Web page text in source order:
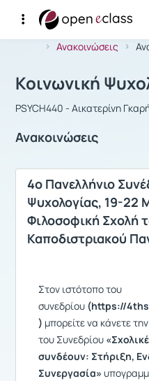
Αρχική Σελίδα
Ανακοινώσεις
Μάθημα :
Κοινωνική
PSYCH440 - Αικατερίνη
Ανακοινώσεις
4ο Πανελλήνιο
Ψυχολογίας, 19-22
Φιλοσοφική Σχολή
Καποδιστριακού
Στον ιστότοπο του
συνεδρίου (https://
) μπορείτε να κάνετε την
του Συνεδρίου
συνδέουν: Στήριξη,
Συνεργασία»